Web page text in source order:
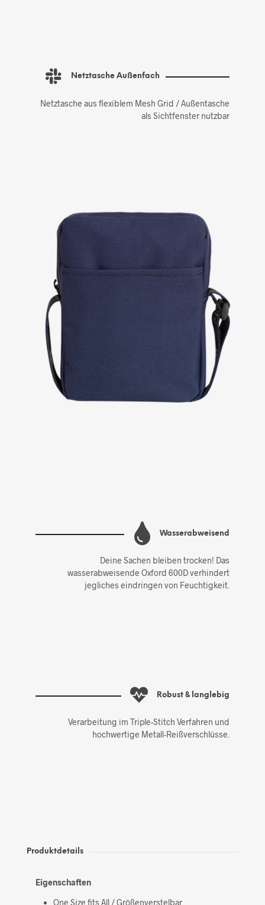
Netztasche Außenfach
Netztasche aus flexiblem Mesh Grid / Außentasche
als Sichtfenster nutzbar
Wasserabweisend
Deine Sachen bleiben trocken! Das
wasserabweisende Oxford 600D verhindert
jegliches eindringen von Feuchtigkeit.
Robust & langlebig
Verarbeitung im Triple-Stitch Verfahren und
hochwertige Metall-Reißverschlüsse.
Produktdetails
Eigenschaften
One Size fits All / Größenverstelbar